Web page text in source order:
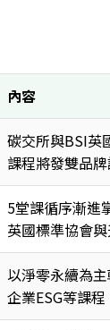
內容
碳交所與BSI英
課程將發雙品
5堂課循序漸進
英國標準協會
以淨零永續為
企業ESG等課